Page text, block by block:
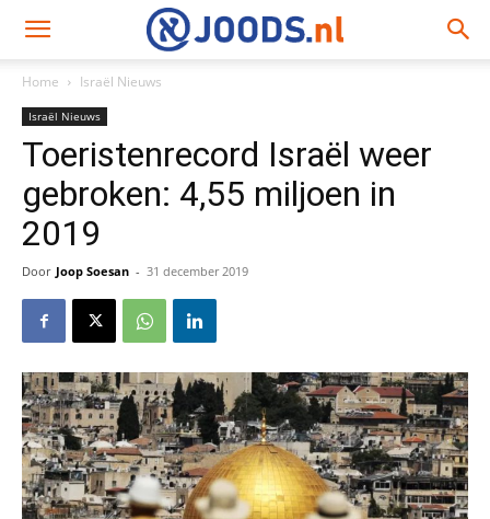
Home Israël Nieuws
Israël Nieuws
Toeristenrecord Israël weer
gebroken: 4,55 miljoen in
2019
Door Joop Soesan - 31 december 2019